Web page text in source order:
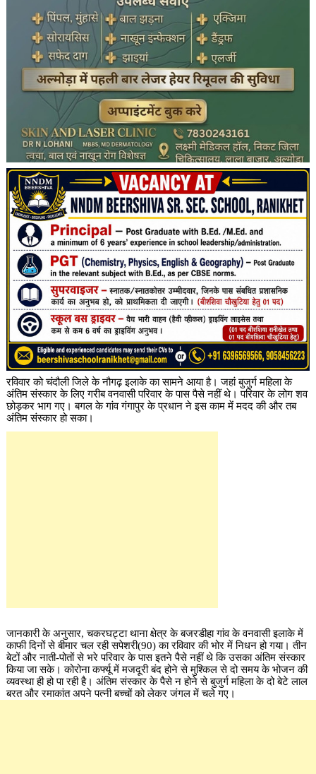
रविवार को चंदौली जिले के नौगढ़ इलाके का सामने आया है। जहां बुजुर्ग महिला के
अंतिम संस्कार के लिए गरीब वनवासी परिवार के पास पैसे नहीं थे। परिवार के लोग शव
छोड़कर भाग गए। बगल के गांव गंगापुर के प्रधान ने इस काम में मदद की और तब
अंतिम संस्कार हो सका।
जानकारी के अनुसार, चकरघट्टा थाना क्षेत्र के बजरडीहा गांव के वनवासी इलाके में
काफी दिनों से बीमार चल रही सपेशरी(90) का रविवार की भोर में निधन हो गया। तीन
बेटों और नाती-पोतों से भरे परिवार के पास इतने पैसे नहीं थे कि उसका अंतिम संस्कार
किया जा सके। कोरोना कर्फ्यू में मजदूरी बंद होने से मुश्किल से दो समय के भोजन की
व्यवस्था ही हो पा रही है। अंतिम संस्कार के पैसे न होने से बुजुर्ग महिला के दो बेटे लाल
बरत और रमाकांत अपने पत्नी बच्चों को लेकर जंगल में चले गए।